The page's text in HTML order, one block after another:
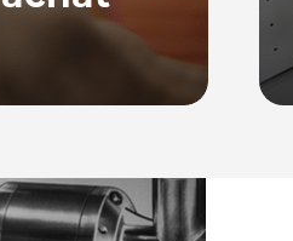
de guides
choisir et